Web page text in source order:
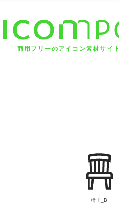
商用フリーのアイコン素材サイト
椅子_B